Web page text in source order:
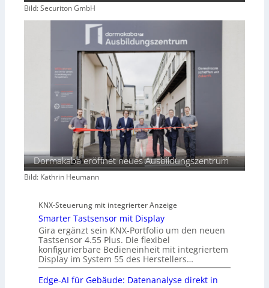
Bild: Securiton GmbH
Dormakaba eröffnet neues Ausbildungszentrum
Bild: Kathrin Heumann
KNX-Steuerung mit integrierter Anzeige
Smarter Tastsensor mit Display
Gira ergänzt sein KNX-Portfolio um den neuen
Tastsensor 4.55 Plus. Die flexibel
konfigurierbare Bedieneinheit mit integriertem
Display im System 55 des Herstellers…
Edge-AI für Gebäude: Datenanalyse direkt in